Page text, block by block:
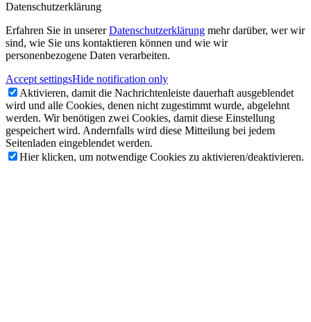
Datenschutzerklärung
Erfahren Sie in unsererDatenschutzerklärung mehr darüber, wer wir
sind, wie Sie uns kontaktieren können und wie wir
personenbezogene Daten verarbeiten.
Accept settingsHide notification only
Aktivieren, damit die Nachrichtenleiste dauerhaft ausgeblendet
wird und alle Cookies, denen nicht zugestimmt wurde, abgelehnt
werden. Wir benötigen zwei Cookies, damit diese Einstellung
gespeichert wird. Andernfalls wird diese Mitteilung bei jedem
Seitenladen eingeblendet werden.
Hier klicken, um notwendige Cookies zu aktivieren/deaktivieren.